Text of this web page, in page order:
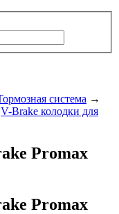
система →
V-Brake колодки для
Promax
Promax